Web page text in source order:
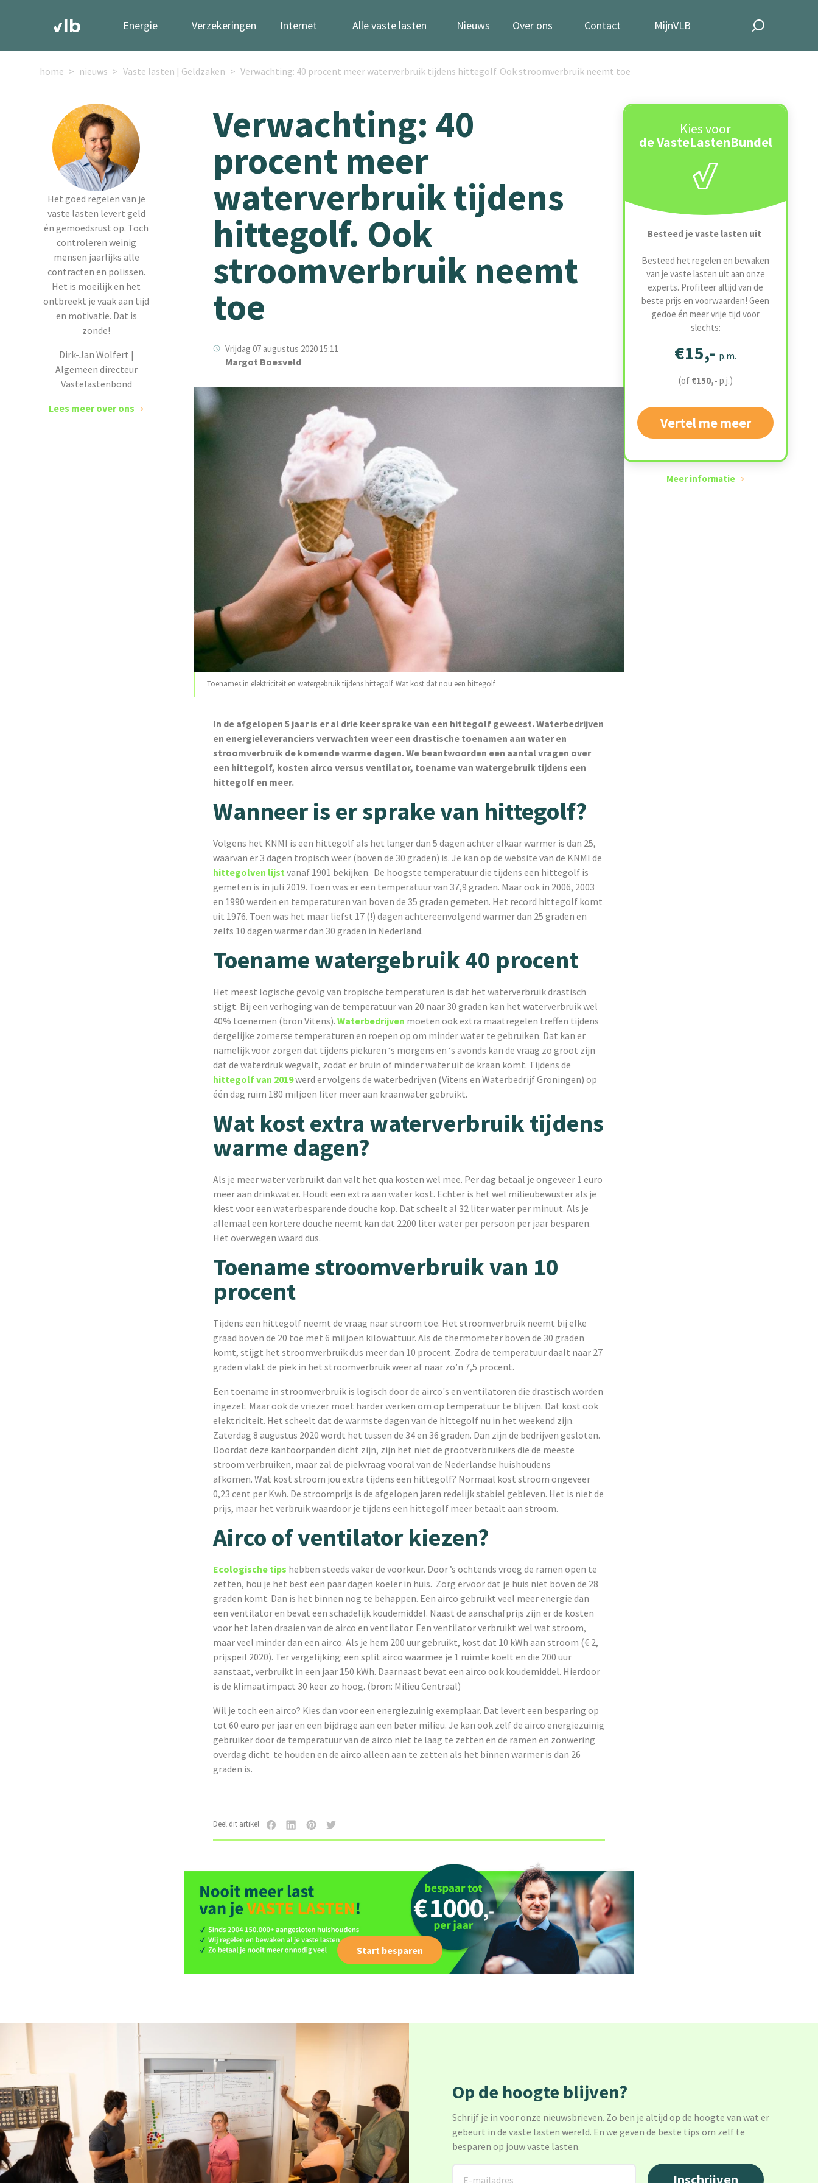
Energie Verzekeringen Internet Alle vaste lasten Nieuws Over ons Contact MijnVLB
home nieuws Vaste lasten | Geldzaken Verwachting: 40 procent meer waterverbruik tijdens hittegolf. Ook stroomverbruik neemt toe
Het goed regelen van je
vaste lasten levert geld
én gemoedsrust op. Toch
controleren weinig
mensen jaarlijks alle
contracten en polissen.
Het is moeilijk en het
ontbreekt je vaak aan tijd
en motivatie. Dat is
zonde!
Dirk-Jan Wolfert |
Algemeen directeur
Vastelastenbond
Lees meer over ons
Kies voor
de VasteLastenBundel
Besteed je vaste lasten uit
Besteed het regelen en bewaken
van je vaste lasten uit aan onze
experts. Profiteer altijd van de
beste prijs en voorwaarden! Geen
gedoe én meer vrije tijd voor
slechts:
€15,- p.m.
(of €150,- p.j.)
Vertel me meer
Meer informatie
Verwachting: 40
procent meer
waterverbruik tijdens
hittegolf. Ook
stroomverbruik neemt
toe
Vrijdag 07 augustus 2020 15:11
Margot Boesveld
Toenames in elektriciteit en watergebruik tijdens hittegolf. Wat kost dat nou een hittegolf
In de afgelopen 5 jaar is er al drie keer sprake van een hittegolf geweest. Waterbedrijven
en energieleveranciers verwachten weer een drastische toenamen aan water en
stroomverbruik de komende warme dagen. We beantwoorden een aantal vragen over
een hittegolf, kosten airco versus ventilator, toename van watergebruik tijdens een
hittegolf en meer.
Wanneer is er sprake van hittegolf?
Volgens het KNMI is een hittegolf als het langer dan 5 dagen achter elkaar warmer is dan 25,
waarvan er 3 dagen tropisch weer (boven de 30 graden) is. Je kan op de website van de KNMI de
hittegolven lijst vanaf 1901 bekijken. De hoogste temperatuur die tijdens een hittegolf is
gemeten is in juli 2019. Toen was er een temperatuur van 37,9 graden. Maar ook in 2006, 2003
en 1990 werden en temperaturen van boven de 35 graden gemeten. Het record hittegolf komt
uit 1976. Toen was het maar liefst 17 (!) dagen achtereenvolgend warmer dan 25 graden en
zelfs 10 dagen warmer dan 30 graden in Nederland.
Toename watergebruik 40 procent
Het meest logische gevolg van tropische temperaturen is dat het waterverbruik drastisch
stijgt. Bij een verhoging van de temperatuur van 20 naar 30 graden kan het waterverbruik wel
40% toenemen (bron Vitens). Waterbedrijven moeten ook extra maatregelen treffen tijdens
dergelijke zomerse temperaturen en roepen op om minder water te gebruiken. Dat kan er
namelijk voor zorgen dat tijdens piekuren ‘s morgens en ‘s avonds kan de vraag zo groot zijn
dat de waterdruk wegvalt, zodat er bruin of minder water uit de kraan komt. Tijdens de
hittegolf van 2019werd er volgens de waterbedrijven (Vitens en Waterbedrijf Groningen) op
één dag ruim 180 miljoen liter meer aan kraanwater gebruikt.
Wat kost extra waterverbruik tijdens
warme dagen?
Als je meer water verbruikt dan valt het qua kosten wel mee. Per dag betaal je ongeveer 1 euro
meer aan drinkwater. Houdt een extra aan water kost. Echter is het wel milieubewuster als je
kiest voor een waterbesparende douche kop. Dat scheelt al 32 liter water per minuut. Als je
allemaal een kortere douche neemt kan dat 2200 liter water per persoon per jaar besparen.
Het overwegen waard dus.
Toename stroomverbruik van 10
procent
Tijdens een hittegolf neemt de vraag naar stroom toe. Het stroomverbruik neemt bij elke
graad boven de 20 toe met 6 miljoen kilowattuur. Als de thermometer boven de 30 graden
komt, stijgt het stroomverbruik dus meer dan 10 procent. Zodra de temperatuur daalt naar 27
graden vlakt de piek in het stroomverbruik weer af naar zo’n 7,5 procent.
Een toename in stroomverbruik is logisch door de airco's en ventilatoren die drastisch worden
ingezet. Maar ook de vriezer moet harder werken om op temperatuur te blijven. Dat kost ook
elektriciteit. Het scheelt dat de warmste dagen van de hittegolf nu in het weekend zijn.
Zaterdag 8 augustus 2020 wordt het tussen de 34 en 36 graden. Dan zijn de bedrijven gesloten.
Doordat deze kantoorpanden dicht zijn, zijn het niet de grootverbruikers die de meeste
stroom verbruiken, maar zal de piekvraag vooral van de Nederlandse huishoudens
afkomen. Wat kost stroom jou extra tijdens een hittegolf? Normaal kost stroom ongeveer
0,23 cent per Kwh. De stroomprijs is de afgelopen jaren redelijk stabiel gebleven. Het is niet de
prijs, maar het verbruik waardoor je tijdens een hittegolf meer betaalt aan stroom.
Airco of ventilator kiezen?
Ecologische tips hebben steeds vaker de voorkeur. Door ’s ochtends vroeg de ramen open te
zetten, hou je het best een paar dagen koeler in huis. Zorg ervoor dat je huis niet boven de 28
graden komt. Dan is het binnen nog te behappen. Een airco gebruikt veel meer energie dan
een ventilator en bevat een schadelijk koudemiddel. Naast de aanschafprijs zijn er de kosten
voor het laten draaien van de airco en ventilator. Een ventilator verbruikt wel wat stroom,
maar veel minder dan een airco. Als je hem 200 uur gebruikt, kost dat 10 kWh aan stroom (€ 2,
prijspeil 2020). Ter vergelijking: een split airco waarmee je 1 ruimte koelt en die 200 uur
aanstaat, verbruikt in een jaar 150 kWh. Daarnaast bevat een airco ook koudemiddel. Hierdoor
is de klimaatimpact 30 keer zo hoog. (bron: Milieu Centraal)
Wil je toch een airco? Kies dan voor een energiezuinig exemplaar. Dat levert een besparing op
tot 60 euro per jaar en een bijdrage aan een beter milieu. Je kan ook zelf de airco energiezuinig
gebruiker door de temperatuur van de airco niet te laag te zetten en de ramen en zonwering
overdag dicht te houden en de airco alleen aan te zetten als het binnen warmer is dan 26
graden is.
Deel dit artikel
Start besparen
Op de hoogte blijven?
Schrijf je in voor onze nieuwsbrieven. Zo ben je altijd op de hoogte van wat er
gebeurt in de vaste lasten wereld. En we geven de beste tips om zelf te
besparen op jouw vaste lasten.